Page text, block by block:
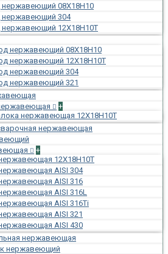
08Х18Н10
304
12Х18Н10Т
нержавеющий 08Х18Н10
нержавеющий 12Х18Н10Т
нержавеющий 304
нержавеющий 321
+
нержавеющая 12Х18Н10Т
нержавеющая
+
12Х18Н10Т
AISI 304
AISI 316
AISI 316L
AISI 316Ti
AISI 321
AISI 430
нержавеющая
нержавеющий